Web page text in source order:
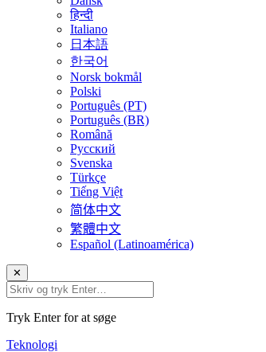
हिन्दी
Italiano
日本語
한국어
Norsk bokmål
Polski
Português (PT)
Português (BR)
Română
Русский
Svenska
Türkçe
Tiếng Việt
简体中文
繁體中文
Español (Latinoamérica)
✕
Tryk Enter for at søge
Teknologi